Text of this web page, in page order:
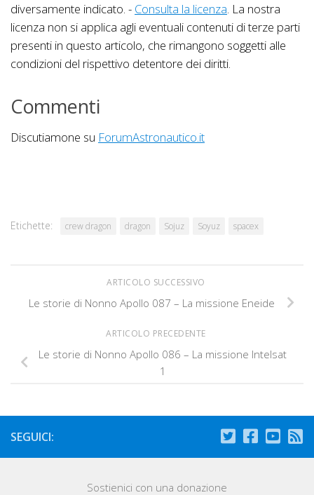
diversamente indicato. - Consulta la licenza. La nostra
licenza non si applica agli eventuali contenuti di terze parti
presenti in questo articolo, che rimangono soggetti alle
condizioni del rispettivo detentore dei diritti.
Commenti
Discutiamone su ForumAstronautico.it
Etichette: crew dragon dragon Sojuz Soyuz spacex
ARTICOLO SUCCESSIVO
Le storie di Nonno Apollo 087 – La missione Eneide
ARTICOLO PRECEDENTE
Le storie di Nonno Apollo 086 – La missione Intelsat
1
SEGUICI:
Sostienici con una donazione